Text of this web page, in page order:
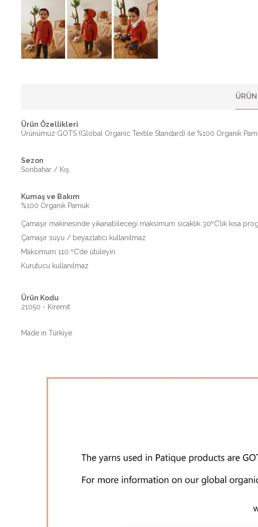
Ürün Özellikleri
Ürünümüz GOTS (Global Organic Textile Standard) ile %100 Organik
Sezon
Sonbahar / Kış
Kumaş ve Bakım
%100 Organik Pamuk
Çamaşır makinesinde yıkanabileceği maksimum sıcaklık 30ºC’lik kısa
Çamaşır suyu / beyazlatıcı kullanılmaz
Maksimum 110 ºC’de ütüleyin
Kurutucu kullanılmaz
Ürün Kodu
21050 - Kiremit
Made in Türkiye